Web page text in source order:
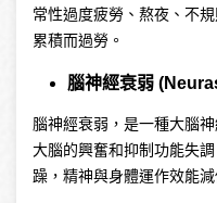
常性過度疲勞、熬夜、不
累積而過勞。
腦神經衰弱
腦神經衰弱，是一種大腦
大腦的興奮和抑制功能失
躁，精神與身體運作效能減